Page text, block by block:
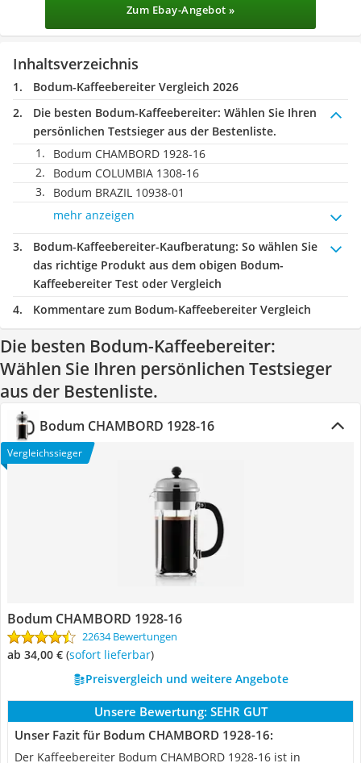
Zum Ebay-Angebot »
Inhaltsverzeichnis
Bodum-Kaffeebereiter Vergleich 2026
Die besten Bodum-Kaffeebereiter: Wählen Sie Ihren
persönlichen Testsieger aus der Bestenliste.
Bodum CHAMBORD 1928-16
Bodum COLUMBIA 1308-16
Bodum BRAZIL 10938-01
mehr anzeigen
Bodum-Kaffeebereiter-Kaufberatung: So wählen Sie
das richtige Produkt aus dem obigen Bodum-
Kaffeebereiter Test oder Vergleich
Kommentare zum Bodum-Kaffeebereiter Vergleich
Die besten Bodum-Kaffeebereiter:
Wählen Sie Ihren persönlichen Testsieger
aus der Bestenliste.
Bodum CHAMBORD 1928-16
Vergleichssieger
Bodum CHAMBORD 1928-16
22634 Bewertungen
ab 34,00 € ( Sofort lieferbar)
Preisvergleich und weitere Angebote
Unsere Bewertung: SEHR GUT
Unser Fazit für Bodum CHAMBORD 1928-16:
Der Kaffeebereiter Bodum CHAMBORD 1928-16 ist in